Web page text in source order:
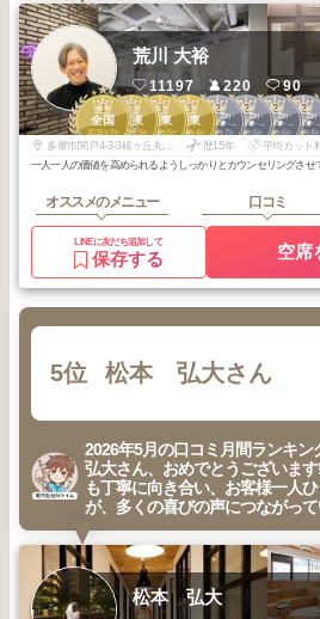
1
全国
2026年 7月
3
関東
2026年 5月
3
関東
2026年 5月
3
関東
2026年 4月
2
八王子・立川・
国立・多摩・日
野・福生・秋川
2026年7月
2
八王子・立川・
国立・多摩・日
野・福生・秋川
2026年6月
2
八王子・立川・
国立・多摩・日
野・福生・秋川
2026年6月
2
八王子・立川
国立・多摩・
野・福生・秋川
2026年4月
荒川 大裕
11197 220 90
多摩市関戸4-3-3桜ヶ丘丸八ビル201 北側 歴15年
平均カット
一人一人の価値を高められるようしっかりとカウンセリングさせ
オススメのメニュー 口コミ
LINEに友だち追加して
保存する 空席
5位 松本 弘大さん
2026年5月の口コミ月間ランキ
弘大さん、おめでとうございま
も丁寧に向き合い、お客様一人
が、多くの喜びの声につながって
松本 弘大